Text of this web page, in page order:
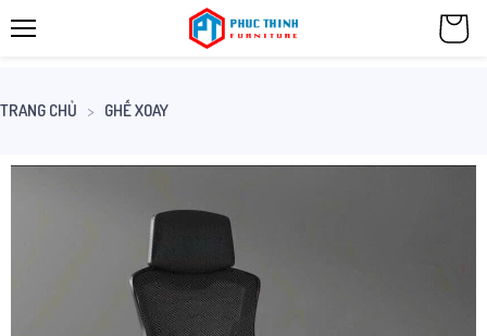
TRANG CHỦ GHẾ XOAY